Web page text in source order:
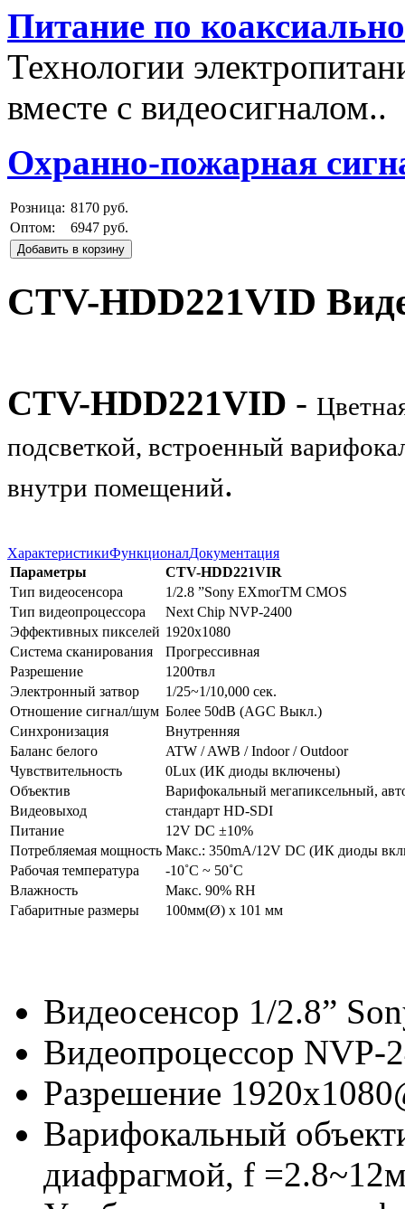
Питание по
Технологии
вместе с видеосигналом..
Охранно-пожарная
Розница: 8170 руб.
Оптом:
6947 руб.
Добавить в корзину
CTV-HDD221VID
CTV-HDD221VID -
подсветкой, встроенный
внутри помещений.
ХарактеристикиФункционалДокументация
Параметры
CTV-HDD221VIR
Тип видеосенсора
1/2.8 ”Sony EXmorTM CMOS
Тип видеопроцессора
Next Chip NVP-2400
Эффективных пикселей 1920x1080
Система сканирования
Прогрессивная
Разрешение
1200твл
Электронный затвор
1/25~1/10,000 сек.
Отношение сигнал/шум Более 50dB (AGC Выкл.)
Синхронизация
Внутренняя
Баланс белого
ATW / AWB / Indoor / Outdoor
Чувствительность
0Lux (ИК диоды включены)
Объектив
Варифокальный мегапиксельный,
Видеовыход
стандарт HD-SDI
Питание
12V DC ±10%
Потребляемая мощность Макс.: 350mA/12V DC (ИК диоды
Рабочая температура
-10˚C ~ 50˚C
Влажность
Макс. 90% RH
Габаритные размеры
100мм(Ø) x 101 мм
Видеосенсор 1/2.8”
Видеопроцессор NVP-
Разрешение
Варифокальный
диафрагмой, f